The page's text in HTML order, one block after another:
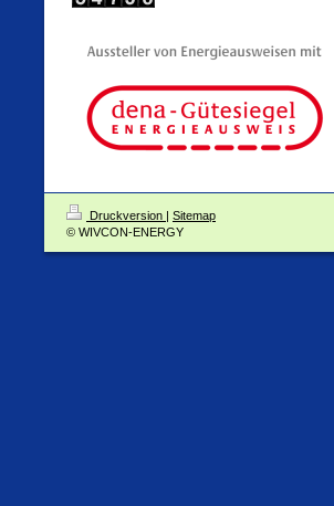
Druckversion | Sitemap
© WIVCON-ENERGY